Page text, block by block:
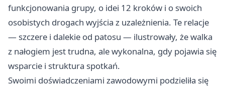
funkcjonowania grupy, o idei 12 kroków i o swoich
osobistych drogach wyjścia z uzależnienia. Te relacje
— szczere i dalekie od patosu — ilustrowały, że walka
z nałogiem jest trudna, ale wykonalna, gdy pojawia się
wsparcie i struktura spotkań.
Swoimi doświadczeniami zawodowymi podzieliła się